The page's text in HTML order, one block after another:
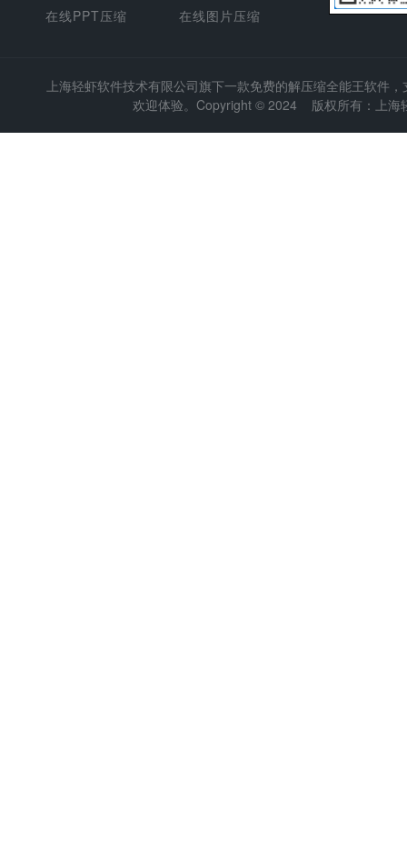
在线PPT压缩
在线图片压缩
上海轻虾软件技术有限公司旗下一款免费的解压缩全能王软件
欢迎体验。Copyright © 2024 版权所有：上